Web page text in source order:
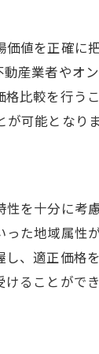
値を正確に
産業者やオ
比較を行う
可能となりま
を十分に考
た地域属性
、適正価格
ることがで